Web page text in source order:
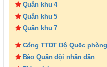
Quân khu 4
Quân khu 5
Quân khu 7
Cổng TTĐT Bộ Quốc phòng
Báo Quân đội nhân dân